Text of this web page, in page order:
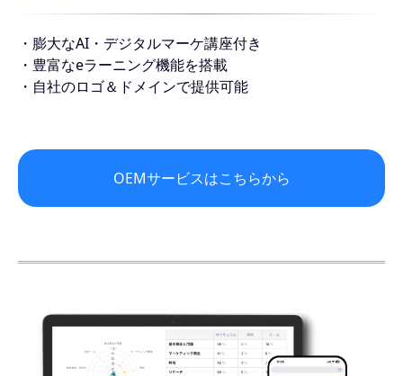
・膨大なAI・デジタルマーケ講座付き
・豊富なeラーニング機能を搭載
・自社のロゴ＆ドメインで提供可能
OEMサービスはこちらから